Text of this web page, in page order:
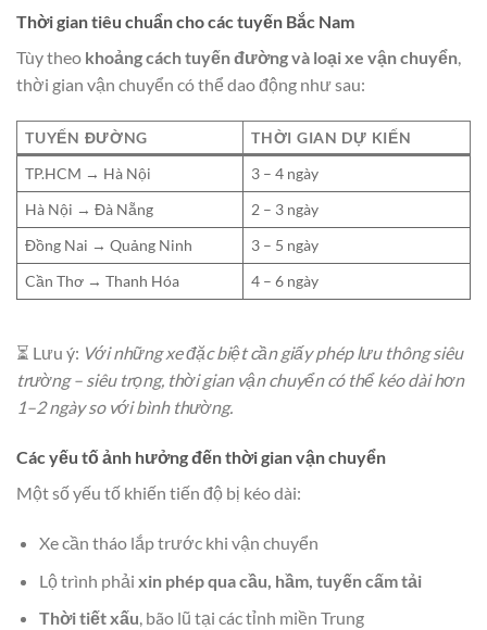
Thời gian tiêu chuẩn cho các tuyến Bắc Nam
Tùy theo khoảng cách tuyến đường và loại xe vận chuyển
thời gian vận chuyển có thể dao động như sau:
TUYẾN ĐƯỜNG
THỜI GIAN DỰ KIẾN
TP.HCM → Hà Nội
3 – 4 ngày
Hà Nội → Đà Nẵng
2 – 3 ngày
Đồng Nai → Quảng Ninh
3 – 5 ngày
Cần Thơ → Thanh Hóa
4 – 6 ngày
⏳ Lưu ý: Với những xe đặc biệt cần giấy phép lưu thông siêu
trường – siêu trọng, thời gian vận chuyển có thể kéo dài hơn
1–2 ngày so với bình thường.
Các yếu tố ảnh hưởng đến thời gian vận chuyển
Một số yếu tố khiến tiến độ bị kéo dài:
Xe cần tháo lắp trước khi vận chuyển
Lộ trình phải xin phép qua cầu, hầm, tuyến cấm tải
Thời tiết xấu, bão lũ tại các tỉnh miền Trung